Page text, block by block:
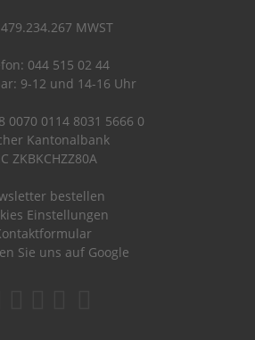
479.234.267 MWST
044 515 02 44
9-12 und 14-16 Uhr
0070 0114 8031 5666 0
Kantonalbank
ZKBKCHZZ80A
bestellen
Einstellungen
Sie uns auf Google